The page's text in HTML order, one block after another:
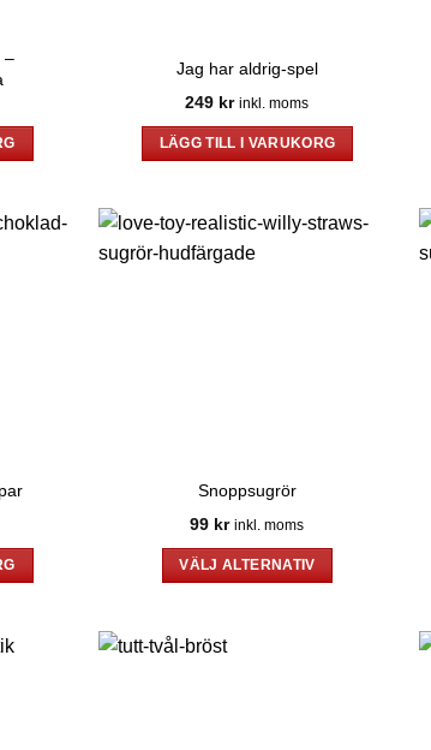
–
Jag har aldrig-spel
249 kr inkl. moms
LÄGG TILL I VARUKORG
Snoppsugrör
99 kr inkl. moms
VÄLJ ALTERNATIV